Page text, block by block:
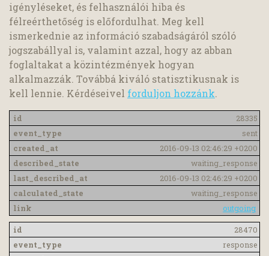
igényléseket, és felhasználói hiba és
félreérthetőség is előfordulhat. Meg kell
ismerkednie az információ szabadságáról szóló
jogszabállyal is, valamint azzal, hogy az abban
foglaltakat a közintézmények hogyan
alkalmazzák. Továbbá kiváló statisztikusnak is
kell lennie. Kérdéseivel forduljon hozzánk.
28335
sent
2016-09-13 02:46:29 +0200
waiting_response
2016-09-13 02:46:29 +0200
waiting_response
outgoing
28470
response